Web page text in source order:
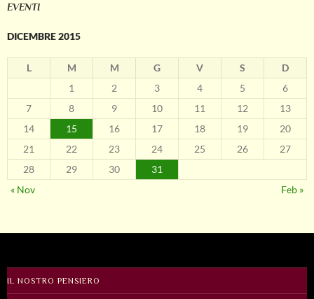
EVENTI
DICEMBRE 2015
L M M G V S
D
1
2 3 4 5
6
7
8 9 10 11 12
13
14
15 16 17 18 19
20
21
22 23 24 25 26
27
28
29 30
31
« Nov
Feb »
IL NOSTRO PENSIERO